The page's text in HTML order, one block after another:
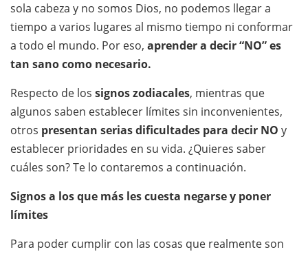
sola cabeza y no somos Dios, no podemos llegar a
tiempo a varios lugares al mismo tiempo ni conformar
a todo el mundo. Por eso, aprender a decir “NO” es
tan sano como necesario.
Respecto de los signos zodiacales, mientras que
algunos saben establecer límites sin inconvenientes,
otros presentan serias dificultades para decir NO y
establecer prioridades en su vida. ¿Quieres saber
cuáles son? Te lo contaremos a continuación.
Signos a los que más les cuesta negarse y poner
límites
Para poder cumplir con las cosas que realmente son